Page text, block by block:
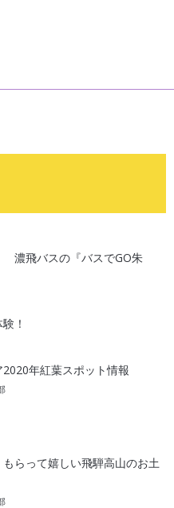
濃飛バスの『バスでGO朱
！
2020年紅葉スポット情報
らって嬉しい飛騨高山のお土